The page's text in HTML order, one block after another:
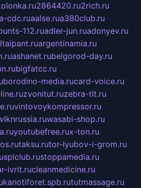
2864420.ru2rich.ru
cdc.ruaalse.rua380club.ru
112.ruadler-jun.ruadonyev.ru
argentinamia.ru
ashanet.rubelgorod-day.ru
bigfatcc.ru
borodino-media.rucard-voice.ru
zvonitut.ruzebra-tlt.ru
vintovoykompressor.ru
vlknrussia.ruwasabi-shop.ru
youtubefree.rux-ton.ru
taksu.rutor-lyubov-i-grom.ru
splclub.rustoppamedia.ru
ivrit.rucleanmedicine.ru
kanotiforet.spb.rututmassage.ru